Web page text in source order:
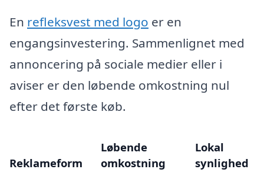
En refleksvest med logo er en
engangsinvestering. Sammenlignet med
annoncering på sociale medier eller i
aviser er den løbende omkostning nul
efter det første køb.
Reklameform
Løbende
omkostning
Lokal
synlighed